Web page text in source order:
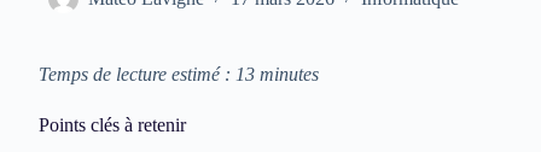
Temps de lecture estimé : 13 minutes
Points clés à retenir